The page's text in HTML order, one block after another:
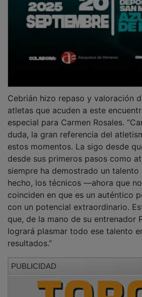
atletas que acuden a este
especial para Carmen Rosales.
duda, la gran referencia del
estos momentos. La sigo desde
desde sus primeros pasos como
siempre ha demostrado un talento
hecho, los técnicos —ahora que
coinciden en que es un auténtico
con un potencial extraordinario.
que, de la mano de su entrenador
logrará plasmar todo ese talento
resultados.”